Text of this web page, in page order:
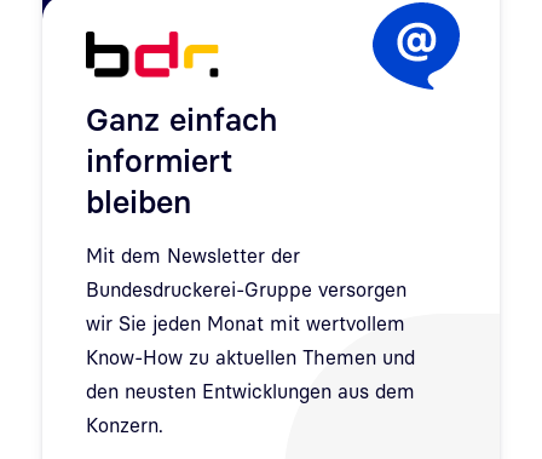
Ganz einfach
informiert
bleiben
Mit dem Newsletter der
Bundesdruckerei-Gruppe versorgen
wir Sie jeden Monat mit wertvollem
Know-How zu aktuellen Themen und
den neusten Entwicklungen aus dem
Konzern.